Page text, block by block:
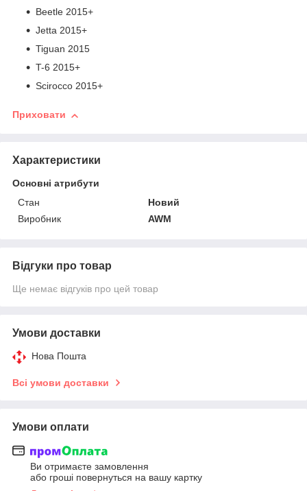
Beetle 2015+
Jetta 2015+
Tiguan 2015
T-6 2015+
Scirocco 2015+
Приховати
Характеристики
Основні атрибути
Стан
Новий
Виробник
AWM
Відгуки про товар
Ще немає відгуків про цей товар
Умови доставки
Нова Пошта
Всі умови доставки
Умови оплати
Ви отримаєте замовлення
або гроші повернуться на вашу картку